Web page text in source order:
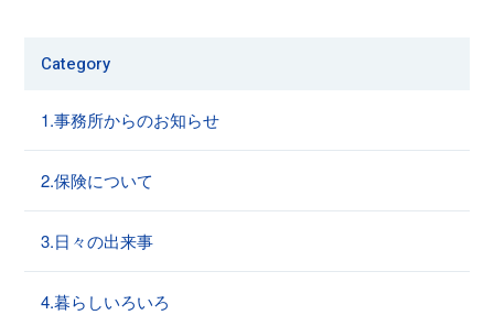
Category
1.事務所からのお知らせ
2.保険について
3.日々の出来事
4.暮らしいろいろ